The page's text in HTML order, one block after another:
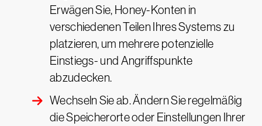
Erwägen Sie, Honey-Konten in
verschiedenen Teilen Ihres Systems zu
platzieren, um mehrere potenzielle
Einstiegs- und Angriffspunkte
abzudecken.
Wechseln Sie ab. Ändern Sie regelmäßig
die Speicherorte oder Einstellungen Ihrer